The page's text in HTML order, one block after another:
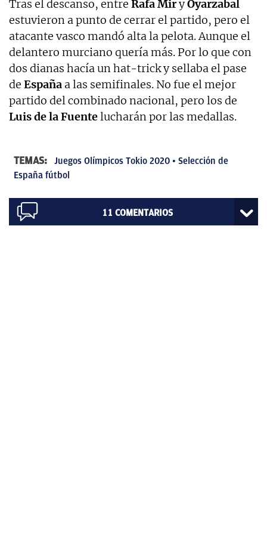
Tras el descanso, entre Rafa MiryOyarzabal
estuvieron a punto de cerrar el partido, pero el
atacante vasco mandó alta la pelota. Aunque el
delantero murciano quería más. Por lo que con
dos dianas hacía un hat-trick y sellaba el pase
de España a las semifinales. No fue el mejor
partido del combinado nacional, pero los de
Luis de la Fuentelucharán por las medallas.
TEMAS: Juegos Olímpicos Tokio 2020
Selección de
España fútbol
11 COMENTARIOS